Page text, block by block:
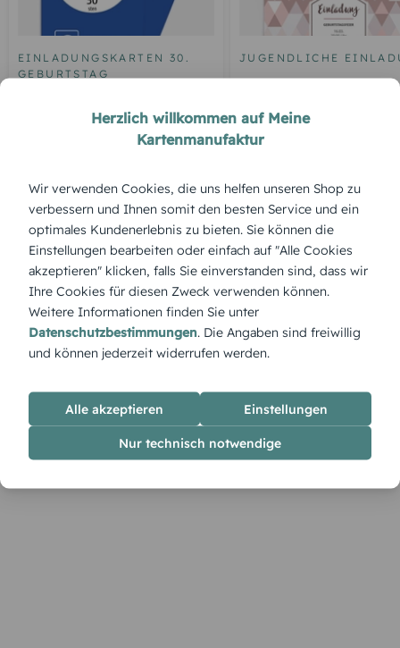
EINLADUNGSKARTEN 30.
GEBURTSTAG
Parkuhr 30
JUGENDLICHE
Geburtstagseinladung
ÜBERBLICK:
Produktbeschreibung
Die Einladung „Welle 30“ feiert das neue Jahrzehnt mit
Design und Leichtigkeit – ein echter Hingucker.
Herzlich willkommen auf Meine
Kartenmanufaktur
Wir verwenden Cookies, die uns helfen unseren Shop zu
verbessern und Ihnen somit den besten Service und ein
optimales Kundenerlebnis zu bieten. Sie können die
Einstellungen bearbeiten oder einfach auf "Alle Cookies
akzeptieren" klicken, falls Sie einverstanden sind, dass wir
Ihre Cookies für diesen Zweck verwenden können.
Weitere Informationen finden Sie unter
Datenschutzbestimmungen. Die Angaben sind freiwillig
und können jederzeit widerrufen werden.
Alle akzeptieren Einstellungen
Nur technisch notwendige